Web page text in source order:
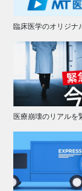
臨床医学のオリジナ
医療崩壊のリアルを